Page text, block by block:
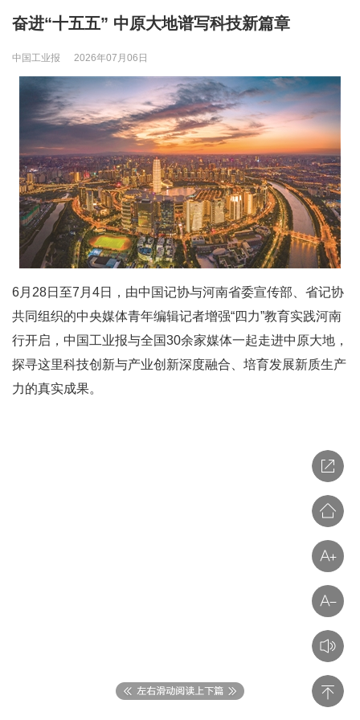
奋进“十五五” 中原大地谱写科技新篇章
中国工业报 2026年07月06日
6月28日至7月4日，由中国记协与河南省委宣传部、省记协
共同组织的中央媒体青年编辑记者增强“四力”教育实践河南
行开启，中国工业报与全国30余家媒体一起走进中原大地，
探寻这里科技创新与产业创新深度融合、培育发展新质生产
力的真实成果。